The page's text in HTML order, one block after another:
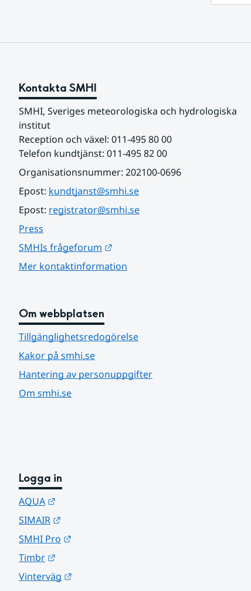
Kontakta SMHI
SMHI, Sveriges meteorologiska och hydrologiska
institut
Reception och växel: 011-495 80 00
Telefon kundtjänst: 011-495 82 00
Organisationsnummer: 202100-0696
Epost: kundtjanst@smhi.se
Epost: registrator@smhi.se
Press
SMHIs frågeforum
Mer kontaktinformation
Om webbplatsen
Tillgänglighetsredogörelse
Kakor på smhi.se
Hantering av personuppgifter
Om smhi.se
Logga in
AQUA
SIMAIR
SMHI Pro
Timbr
Vinterväg